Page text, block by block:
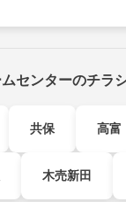
センターのチラ
共保 高富
木売新田